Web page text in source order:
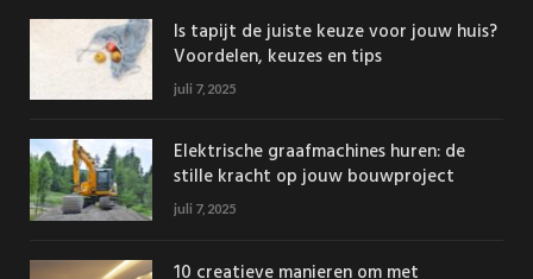
Is tapijt de juiste keuze voor jouw huis?
Voordelen, keuzes en tips
juli 7, 2025
Elektrische graafmachines huren: de
stille kracht op jouw bouwproject
juli 7, 2025
10 creatieve manieren om met